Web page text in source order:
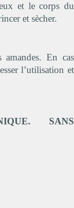
et le corps du
et sècher.
En cas
l’utilisation et
SANS